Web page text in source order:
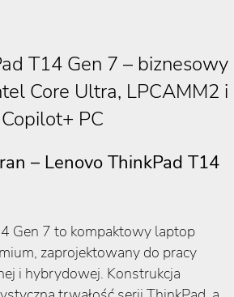
T14 Gen 7 – biznesowy
Core Ultra, LPCAMM2 i
Copilot+ PC
– Lenovo ThinkPad T14
Gen 7 to kompaktowy laptop
zaprojektowany do pracy
i hybrydowej. Konstrukcja